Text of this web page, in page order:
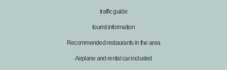
traffic guide
tourist information
Recommended restaurants in the area
Airplane and rental car included